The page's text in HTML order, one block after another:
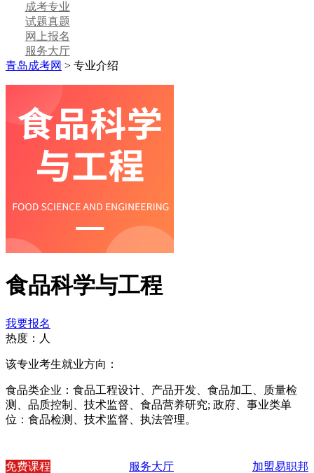
成考专业
试题真题
网上报名
服务大厅
青岛成考网 > 专业介绍
食品科学与工程
我要报名
热度： 人
该专业考生就业方向：
食品类企业：食品工程设计、产品开发、食品加工、质量检
测、品质控制、技术监督、食品营养研究; 政府、事业类单
位：食品检测、技术监督、执法管理。
免费课程 服务大厅
加盟易职邦